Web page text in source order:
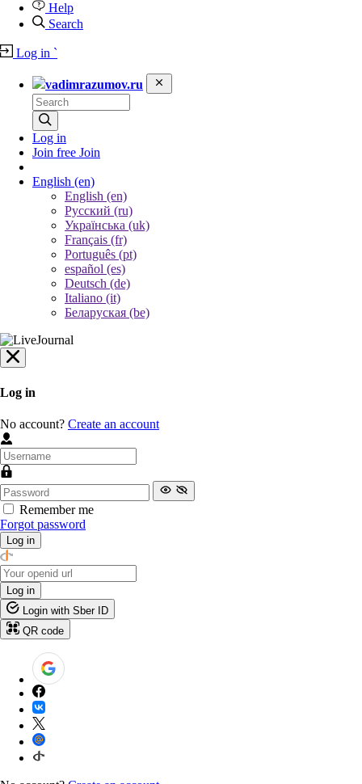
Help
Search
Log in `
vadimrazumov.ru
Log in
Join free Join
English (en)
English (en)
Русский (ru)
Українська (uk)
Français (fr)
Português (pt)
español (es)
Deutsch (de)
Italiano (it)
Беларуская (be)
Log in
No account? Create an account
Remember me
Forgot password
Log in
Log in
Login with Sber ID
QR code